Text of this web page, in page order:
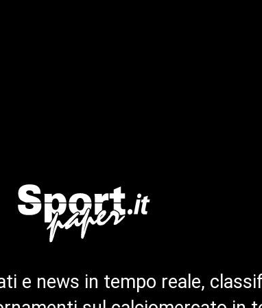
e news in tempo reale,